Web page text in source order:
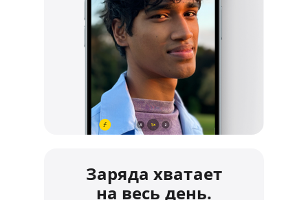
Заряда хватает
на весь день.